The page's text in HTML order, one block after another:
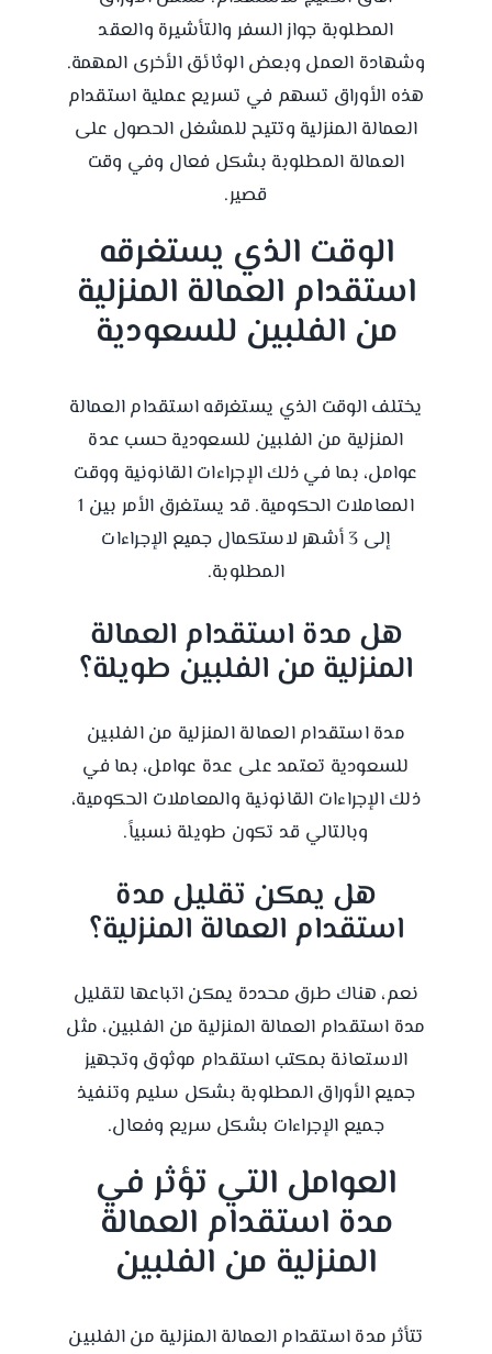
المطلوبة جواز السفر والتأشيرة والعقد
وشهادة العمل وبعض الوثائق الأخرى المهمة.
هذه الأوراق تسهم في تسريع عملية استقدام
العمالة المنزلية وتتيح للمشغل الحصول على
العمالة المطلوبة بشكل فعال وفي وقت
قصير.
الوقت الذي يستغرقه
استقدام العمالة المنزلية
من الفلبين للسعودية
يختلف الوقت الذي يستغرقه استقدام العمالة
المنزلية من الفلبين للسعودية حسب عدة
عوامل، بما في ذلك الإجراءات القانونية ووقت
المعاملات الحكومية. قد يستغرق الأمر بين 1
إلى 3 أشهر لاستكمال جميع الإجراءات
المطلوبة.
هل مدة استقدام العمالة
المنزلية من الفلبين طويلة؟
مدة استقدام العمالة المنزلية من الفلبين
للسعودية تعتمد على عدة عوامل، بما في
ذلك الإجراءات القانونية والمعاملات الحكومية،
وبالتالي قد تكون طويلة نسبياً.
هل يمكن تقليل مدة
استقدام العمالة المنزلية؟
نعم، هناك طرق محددة يمكن اتباعها لتقليل
مدة استقدام العمالة المنزلية من الفلبين، مثل
الاستعانة بمكتب استقدام موثوق وتجهيز
جميع الأوراق المطلوبة بشكل سليم وتنفيذ
جميع الإجراءات بشكل سريع وفعال.
العوامل التي تؤثر في
مدة استقدام العمالة
المنزلية من الفلبين
تتأثر مدة استقدام العمالة المنزلية من الفلبين